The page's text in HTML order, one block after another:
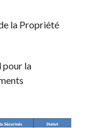
la Propriété
pour la